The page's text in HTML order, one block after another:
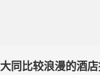
大同比较浪漫的酒